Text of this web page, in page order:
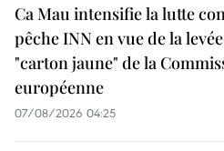
Ca Mau intensifie la lutte
pêche INN en vue de la
"carton jaune" de la
européenne
07/08/2026 04:25